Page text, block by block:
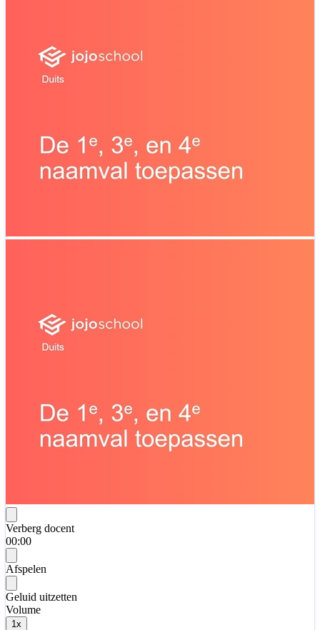
Verberg docent
00:00
Afspelen
Geluid uitzetten
Volume
1 x